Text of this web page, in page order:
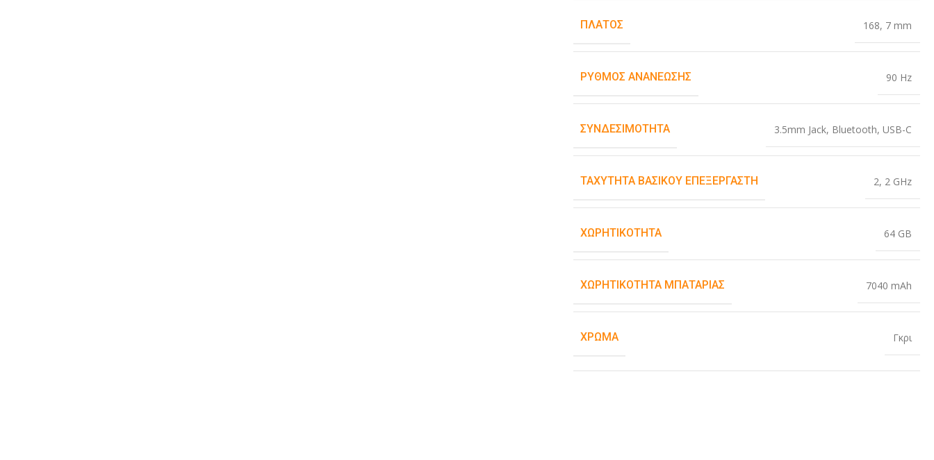
ΠΛΆΤΟΣ 168, 7 mm
ΡΥΘΜΌΣ ΑΝΑΝΈΩΣΗΣ 90 Hz
ΣΥΝΔΕΣΙΜΌΤΗΤΑ 3.5mm Jack, Bluetooth, USB-C
ΤΑΧΎΤΗΤΑ ΒΑΣΙΚΟΎ ΕΠΕΞΕΡΓΑΣΤΉ 2, 2 GHz
ΧΩΡΗΤΙΚΌΤΗΤΑ 64 GB
ΧΩΡΗΤΙΚΌΤΗΤΑ ΜΠΑΤΑΡΊΑΣ 7040 mAh
ΧΡΏΜΑ Γκρι